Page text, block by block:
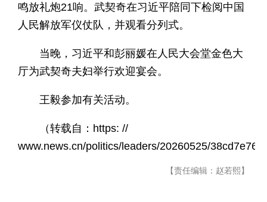
鸣放礼炮21响。武契奇在习近平陪同下检阅中国
人民解放军仪仗队，并观看分列式。
当晚，习近平和彭丽媛在人民大会堂金色大
厅为武契奇夫妇举行欢迎宴会。
王毅参加有关活动。
（转载自：https: //
www.news.cn/politics/leaders/20260525/
【责任编辑：赵若熙】